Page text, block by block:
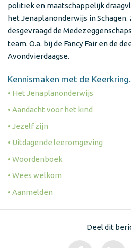
politiek en maatschappelijk
het Jenaplanonderwijs in
desgevraagd de
team. O.a. bij de Fancy Fair en de
Avondvierdaagse.
Kennismaken met de Keerkring...
• Het Jenaplanonderwijs
• Aandacht voor het kind
• Jezelf zijn
• Uitdagende leeromgeving
• Woordenboek
• Wees welkom
• Aanmelden
Deel dit